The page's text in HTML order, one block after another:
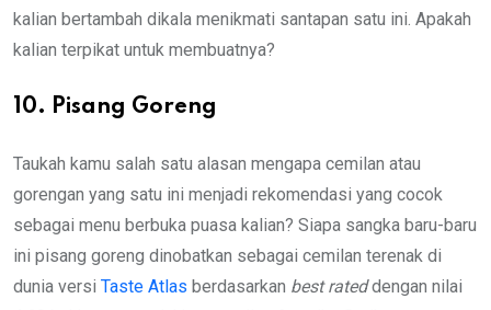
kalian bertambah dikala menikmati santapan satu ini. Apakah
kalian terpikat untuk membuatnya?
10. Pisang Goreng
Taukah kamu salah satu alasan mengapa cemilan atau
gorengan yang satu ini menjadi rekomendasi yang cocok
sebagai menu berbuka puasa kalian? Siapa sangka baru-baru
ini pisang goreng dinobatkan sebagai cemilan terenak di
dunia versi Taste Atlas berdasarkan best rateddengan nilai